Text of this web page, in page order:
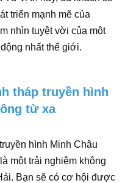
triển mạnh mẽ của
nhìn tuyệt vời của một
nhất thế giới.
tháp truyền hình
từ xa
hình Minh Châu
một trải nghiệm không
Bạn sẽ có cơ hội được